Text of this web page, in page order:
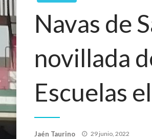
Navas de
novillada
Escuelas
Jaén Taurino
Publicado
29 junio, 2022